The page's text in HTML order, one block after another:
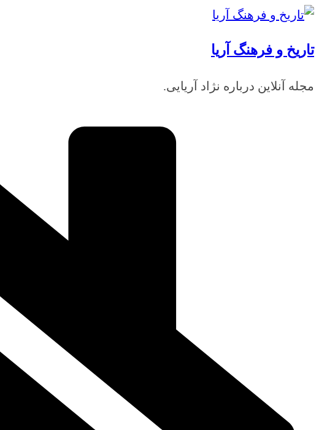
رفتن
محتوا
تاریخ و فرهنگ آریا
مجله آنلاین درباره نژاد آریایی.